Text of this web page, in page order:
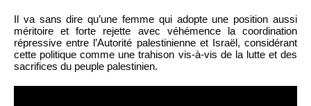
Il va sans dire qu’une femme qui adopte une position aussi
méritoire et forte rejette avec véhémence la coordination
répressive entre l’Autorité palestinienne et Israël, considérant
cette politique comme une trahison vis-à-vis de la lutte et des
sacrifices du peuple palestinien.